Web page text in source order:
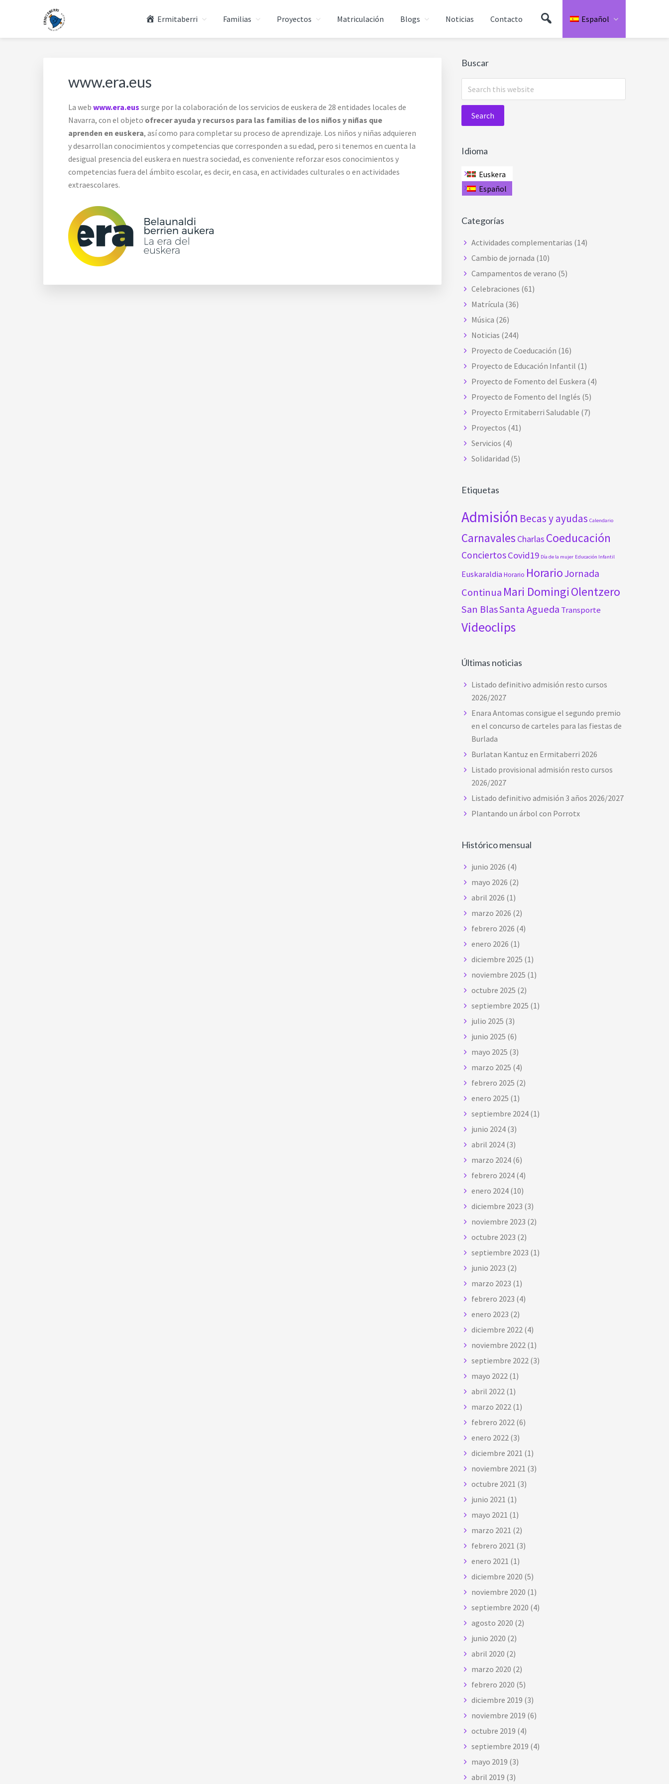
COLEGIO PÚBLICO ERMITABERRI
Ermitaberri es el único colegio de Burlada que ofrece la enseñanza gratuita en euskera.
Ermitaberri Familias Proyectos Matriculación Blogs Noticias Contacto BuscadorEspañol
www.era.eus
La web www.era.eus surge por la colaboración de los servicios de euskera de 28 entidades locales de
Navarra, con el objeto ofrecer ayuda y recursos para las familias de los niños y niñas que
aprenden en euskera, así como para completar su proceso de aprendizaje. Los niños y niñas adquieren
y desarrollan conocimientos y competencias que corresponden a su edad, pero si tenemos en cuenta la
desigual presencia del euskera en nuestra sociedad, es conveniente reforzar esos conocimientos y
competencias fuera del ámbito escolar, es decir, en casa, en actividades culturales o en actividades
extraescolares.
Primary
Sidebar
Buscar
Search
this
Idioma
Euskera
Español
Categorías
Actividades complementarias (14)
Cambio de jornada (10)
Campamentos de verano (5)
Celebraciones (61)
Matrícula (36)
Música (26)
Noticias (244)
Proyecto de Coeducación (16)
Proyecto de Educación Infantil (1)
Proyecto de Fomento del Euskera (4)
Proyecto de Fomento del Inglés (5)
Proyecto Ermitaberri Saludable (7)
Proyectos (41)
Servicios (4)
Solidaridad (5)
Etiquetas
Admisión Becas y ayudas Calendario
Carnavales Charlas Coeducación
ConciertosCovid19 Día de la mujer Educación Infantil
Euskaraldia Horario HorarioJornada
Continua Mari Domingi Olentzero
San BlasSanta Agueda Transporte
Videoclips
Últimas noticias
Listado definitivo admisión resto cursos
2026/2027
Enara Antomas consigue el segundo premio
en el concurso de carteles para las fiestas de
Burlada
Burlatan Kantuz en Ermitaberri 2026
Listado provisional admisión resto cursos
2026/2027
Listado definitivo admisión 3 años 2026/2027
Plantando un árbol con Porrotx
Histórico mensual
junio 2026 (4)
mayo 2026 (2)
abril 2026 (1)
marzo 2026 (2)
febrero 2026 (4)
enero 2026 (1)
diciembre 2025 (1)
noviembre 2025 (1)
octubre 2025 (2)
septiembre 2025 (1)
julio 2025 (3)
junio 2025 (6)
mayo 2025 (3)
marzo 2025 (4)
febrero 2025 (2)
enero 2025 (1)
septiembre 2024 (1)
junio 2024 (3)
abril 2024 (3)
marzo 2024 (6)
febrero 2024 (4)
enero 2024 (10)
diciembre 2023 (3)
noviembre 2023 (2)
octubre 2023 (2)
septiembre 2023 (1)
junio 2023 (2)
marzo 2023 (1)
febrero 2023 (4)
enero 2023 (2)
diciembre 2022 (4)
noviembre 2022 (1)
septiembre 2022 (3)
mayo 2022 (1)
abril 2022 (1)
marzo 2022 (1)
febrero 2022 (6)
enero 2022 (3)
diciembre 2021 (1)
noviembre 2021 (3)
octubre 2021 (3)
junio 2021 (1)
mayo 2021 (1)
marzo 2021 (2)
febrero 2021 (3)
enero 2021 (1)
diciembre 2020 (5)
noviembre 2020 (1)
septiembre 2020 (4)
agosto 2020 (2)
junio 2020 (2)
abril 2020 (2)
marzo 2020 (2)
febrero 2020 (5)
diciembre 2019 (3)
noviembre 2019 (6)
octubre 2019 (4)
septiembre 2019 (4)
mayo 2019 (3)
abril 2019 (3)